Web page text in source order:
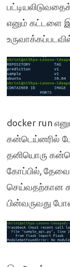
எனும் கட்டளை
docker run
கன்டெய்னரில்
தனியொரு
கோப்பில்,
செய்வதற்கான
பின்வருவது